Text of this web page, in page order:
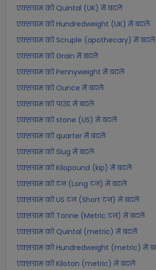
एक्सग्राम को Quintal (UK) में बदलें
एक्सग्राम को Hundredweight (UK) में बदलें
एक्सग्राम को Scruple (apothecary) में बदलें
एक्सग्राम को Grain में बदलें
एक्सग्राम को Pennyweight में बदलें
एक्सग्राम को Ounce में बदलें
एक्सग्राम को पाउंड में बदलें
एक्सग्राम को stone (US) में बदलें
एक्सग्राम को quarter में बदलें
एक्सग्राम को Slug में बदलें
एक्सग्राम को Kilopound (kip) में बदलें
एक्सग्राम को टन (Long टन) में बदलें
एक्सग्राम को US टन (Short टन) में बदलें
एक्सग्राम को Tonne (Metric टन) में बदलें
एक्सग्राम को Quintal (metric) में बदलें
एक्सग्राम को Hundredweight (metric) में
एक्सग्राम को Kiloton (metric) में बदलें